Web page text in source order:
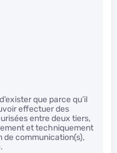
que parce qu’il
effectuer des
entre deux tiers,
et techniquement
de communication(s),